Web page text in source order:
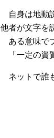
自身は地動
他者が文字を
ある意味で
「一定の資
ネットで誰